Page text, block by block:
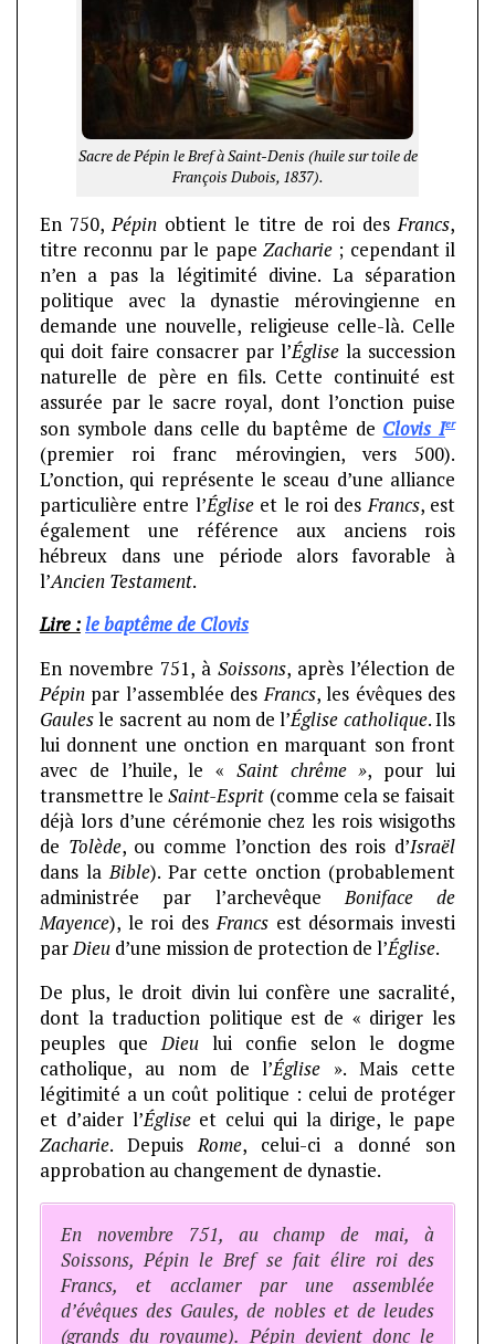
Sacre de Pépin le Bref à Saint-Denis (huile sur toile de
François Dubois, 1837).
En 750,Pépin obtient le titre de roi desFrancs,
titre reconnu par le pape Zacharie; cependant il
n’en a pas la légitimité divine. La séparation
politique avec la dynastie mérovingienne en
demande une nouvelle, religieuse celle-là. Celle
qui doit faire consacrer par l’Églisela succession
naturelle de père en fils. Cette continuité est
assurée par le sacre royal, dont l’onction puise
son symbole dans celle du baptême de Clovis Ier
(premier roi franc mérovingien, vers 500).
L’onction, qui représente le sceau d’une alliance
particulière entre l’Égliseet le roi desFrancs, est
également une référence aux anciens rois
hébreux dans une période alors favorable à
l’Ancien Testament.
Lire :le baptême de Clovis
En novembre 751, à Soissons, après l’élection de
Pépin par l’assemblée desFrancs, les évêques des
Gaulesle sacrent au nom de l’Église catholique. Ils
lui donnent une onction en marquant son front
avec de l’huile, le « Saint chrême », pour lui
transmettre leSaint-Esprit (comme cela se faisait
déjà lors d’une cérémonie chez les rois wisigoths
de Tolède, ou comme l’onction des rois d’Israël
dans laBible). Par cette onction (probablement
administrée par l’archevêqueBoniface de
Mayence), le roi desFrancsest désormais investi
parDieu d’une mission de protection de l’Église.
De plus, le droit divin lui confère une sacralité,
dont la traduction politique est de « diriger les
peuples queDieu lui confie selon le dogme
catholique, au nom de l’Église ». Mais cette
légitimité a un coût politique : celui de protéger
et d’aider l’Égliseet celui qui la dirige, le pape
Zacharie. DepuisRome, celui-ci a donné son
approbation au changement de dynastie.
En novembre 751, au champ de mai, à
Soissons, Pépin le Bref se fait élire roi des
Francs, et acclamer par une assemblée
d’évêques des Gaules, de nobles et de leudes
(grands du royaume). Pépin devient donc le